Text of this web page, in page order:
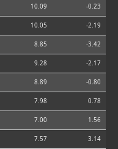
10.09 -0.23
10.05 -2.19
8.85 -3.42
9.28 -2.17
8.89 -0.80
7.98 0.78
7.00 1.56
7.57 3.14